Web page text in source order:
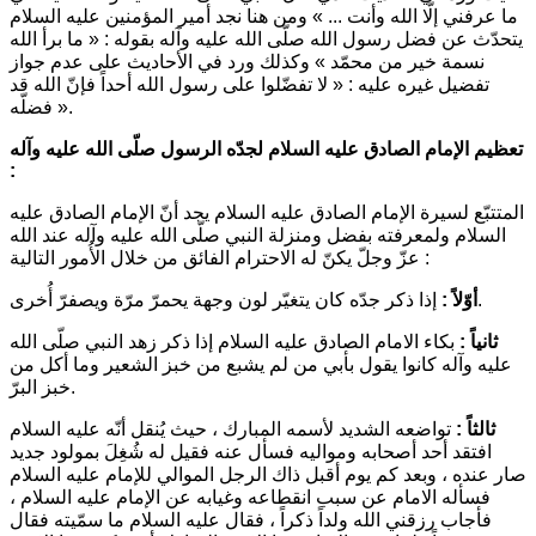
ما عرفني إلّا الله وأنت ... » ومن هنا نجد أمير المؤمنين عليه السلام
يتحدّث عن فضل رسول الله صلّى الله عليه وآله بقوله : « ما برأ الله
نسمة خير من محمّد » وكذلك ورد في الأحاديث على عدم جواز
تفضيل غيره عليه : « لا تفضّلوا على رسول الله أحداً فإنّ الله قد
فضلّه ».
تعظيم الإمام الصادق عليه السلام لجدّه الرسول صلّى الله عليه وآله
:
المتتبّع لسيرة الإمام الصادق عليه السلام يجد أنّ الإمام الصادق عليه
السلام ولمعرفته بفضل ومنزلة النبي صلّى الله عليه وآله عند الله
عزّ وجلّ يكنّ له الاحترام الفائق من خلال الأُمور التالية :
أوّلاً : إذا ذكر جدّه كان يتغيّر لون وجهة يحمرّ مرّة ويصفرّ أُخرى.
ثانياً : بكاء الامام الصادق عليه السلام إذا ذكر زهد النبي صلّى الله
عليه وآله كانوا يقول بأبي من لم يشبع من خبز الشعير وما أكل من
خبز البرّ.
ثالثاً : تواضعه الشديد لأسمه المبارك ، حيث يُنقل أنّه عليه السلام
افتقد أحد أصحابه ومواليه فسأل عنه فقيل له شُغِلَ بمولود جديد
صار عنده ، وبعد كم يوم أقبل ذاك الرجل الموالي للإمام عليه السلام
فسأله الامام عن سبب انقطاعه وغيابه عن الإمام عليه السلام ،
فأجاب رزقني الله ولداً ذكراً ، فقال عليه السلام ما سمّيته فقال